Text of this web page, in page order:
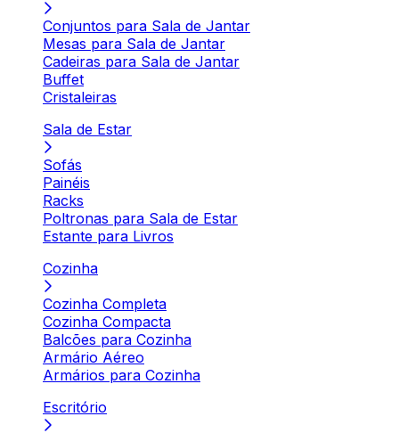
Conjuntos para Sala de Jantar
Mesas para Sala de Jantar
Cadeiras para Sala de Jantar
Buffet
Cristaleiras
Sala de Estar
Sofás
Painéis
Racks
Poltronas para Sala de Estar
Estante para Livros
Cozinha
Cozinha Completa
Cozinha Compacta
Balcões para Cozinha
Armário Aéreo
Armários para Cozinha
Escritório